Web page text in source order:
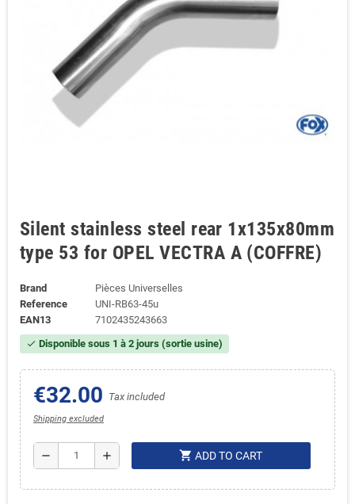
Silent stainless steel rear 1x135x80mm
type 53 for OPEL VECTRA A (COFFRE)
Brand
Pièces Universelles
Reference
UNI-RB63-45u
EAN13
7102435243663
check Disponible sous 1 à 2 jours (sortie usine)
€32.00 Tax included
Shipping excluded
remove add shopping_cart ADD TO CART